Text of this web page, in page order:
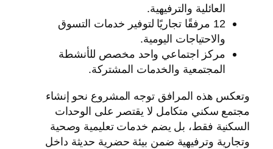
العائلية والترفيهية.
12 مرفقًا تجاريًا لتوفير خدمات التسوق
والاحتياجات اليومية.
مركز اجتماعي واحد مخصص للأنشطة
المجتمعية والخدمات المشتركة.
وتعكس هذه المرافق توجه المشروع نحو إنشاء
مجتمع سكني متكامل لا يقتصر على الوحدات
السكنية فقط، بل يضم خدمات تعليمية وصحية
وتجارية وترفيهية ضمن بيئة حضرية حديثة داخل